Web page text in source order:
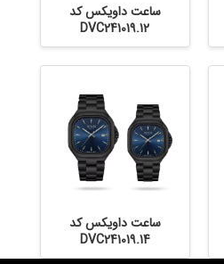
ساعت داویکس کد
DVC241019.12
ساعت داویکس کد
DVC241019.14